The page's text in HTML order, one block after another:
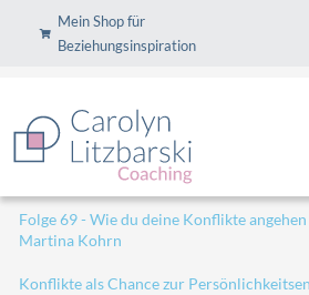
Mein Shop für
Beziehungsinspiration
Folge 69 - Wie du deine Konflikte
Martina Kohrn
Konflikte als Chance zur